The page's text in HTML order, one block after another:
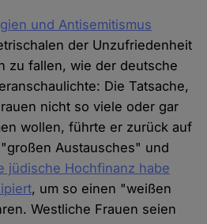
und Antisemitismus
der Unzufriedenheit
zu fallen, wie der deutsche
Die Tatsache,
nicht so viele oder gar
wollen, führte er zurück auf
Austausches" und
jüdische Hochfinanz habe
, um so einen "weißen
Westliche Frauen seien